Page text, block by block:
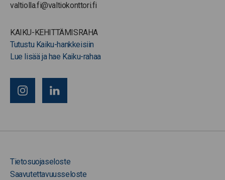
valtiolla.fi@valtiokonttori.fi
KAIKU-KEHITTÄMISRAHA
Tutustu Kaiku-hankkeisiin
Lue lisää ja hae Kaiku-rahaa
Tietosuojaseloste
Saavutettavuusseloste